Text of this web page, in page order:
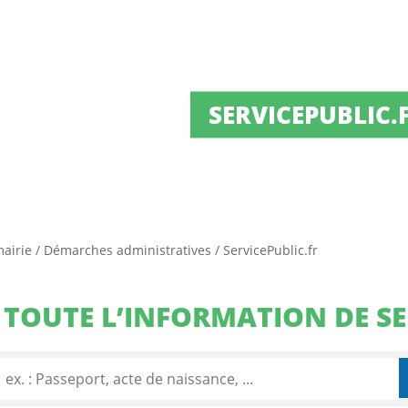
/ Démarches administratives / ServicePublic.fr
TOUTE L’INFORMATION DE